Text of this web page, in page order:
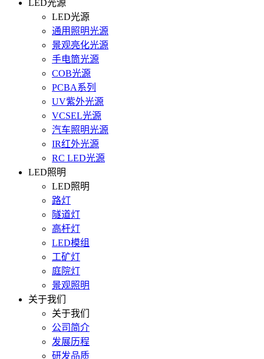
LED光源
LED光源
通用照明光源
景观亮化光源
手电筒光源
COB光源
PCBA系列
UV紫外光源
VCSEL光源
汽车照明光源
IR红外光源
RC LED光源
LED照明
LED照明
路灯
隧道灯
高杆灯
LED模组
工矿灯
庭院灯
景观照明
关于我们
关于我们
公司简介
发展历程
研发品质